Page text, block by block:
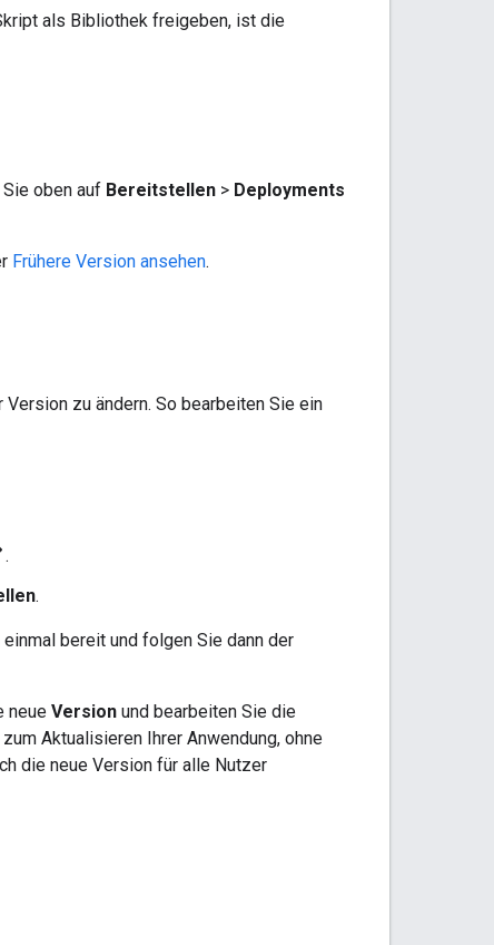
als Bibliothek freigeben, ist die
oben auf Bereitstellen > Deployments
Frühere Version ansehen.
zu ändern. So bearbeiten Sie ein
.
.
bereit und folgen Sie dann der
neue Version und bearbeiten Sie die
Aktualisieren Ihrer Anwendung, ohne
die neue Version für alle Nutzer